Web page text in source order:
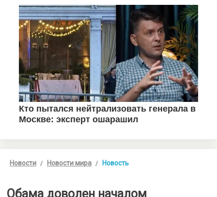
Новости Новости мира Новость
Обама доволен началом